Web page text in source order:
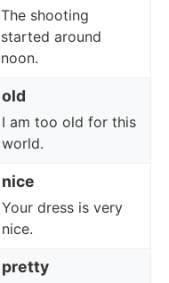
The shooting
started around
noon.
old
I am too old for this
world.
nice
Your dress is very
nice.
pretty